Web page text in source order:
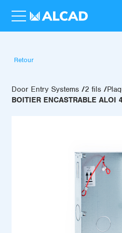
Retour
Door Entry Systems 2 fils
BOITIER ENCASTRABLE ALOI